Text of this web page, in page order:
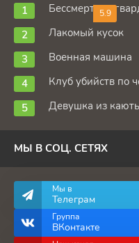
5.9
Бессмертная
Лакомый кусок
Военная машина
Клуб убийств по
Девушка из
МЫ В СОЦ. СЕТЯХ
Мы в
Телеграм
Группа
ВКонтакте